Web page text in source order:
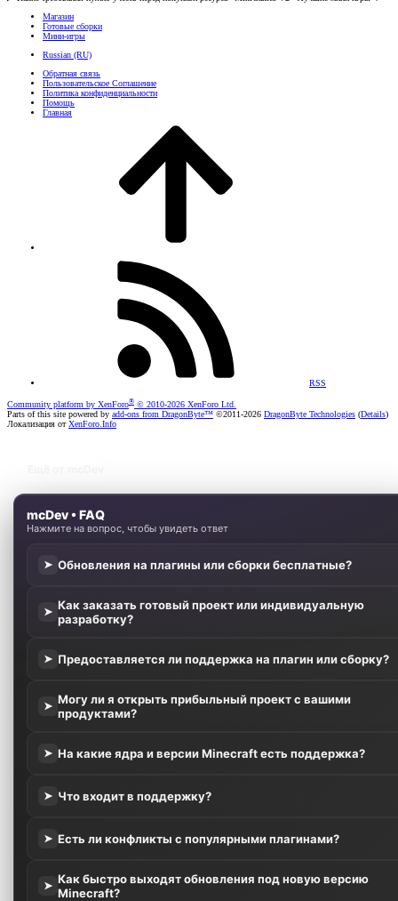
Магазин
Готовые сборки
Мини-игры
Russian (RU)
Обратная связь
Пользовательское Соглашение
Политика конфиденциальности
Помощь
Главная
RSS
Community platform by XenForo® © 2010-2026 XenForo Ltd.
Parts of this site powered by add-ons from DragonByte™ ©2011-2026 DragonByte Technologies (Details)
Локализация отXenForo.Info
mcDev • FAQ
Нажмите на вопрос, чтобы увидеть ответ
➤ Обновления на плагины или сборки бесплатные?
➤ Как заказать готовый проект или индивидуальную
разработку?
➤ Предоставляется ли поддержка на плагин или сборку?
➤ Могу ли я открыть прибыльный проект с вашими
продуктами?
➤ На какие ядра и версии Minecraft есть поддержка?
➤ Что входит в поддержку?
➤ Есть ли конфликты с популярными плагинами?
➤ Как быстро выходят обновления под новую версию
Minecraft?